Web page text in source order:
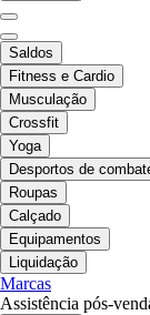
Saldos
Fitness e Cardio
Musculação
Crossfit
Yoga
Desportos de
Roupas
Calçado
Equipamentos
Liquidação
Marcas
Assistência pós-